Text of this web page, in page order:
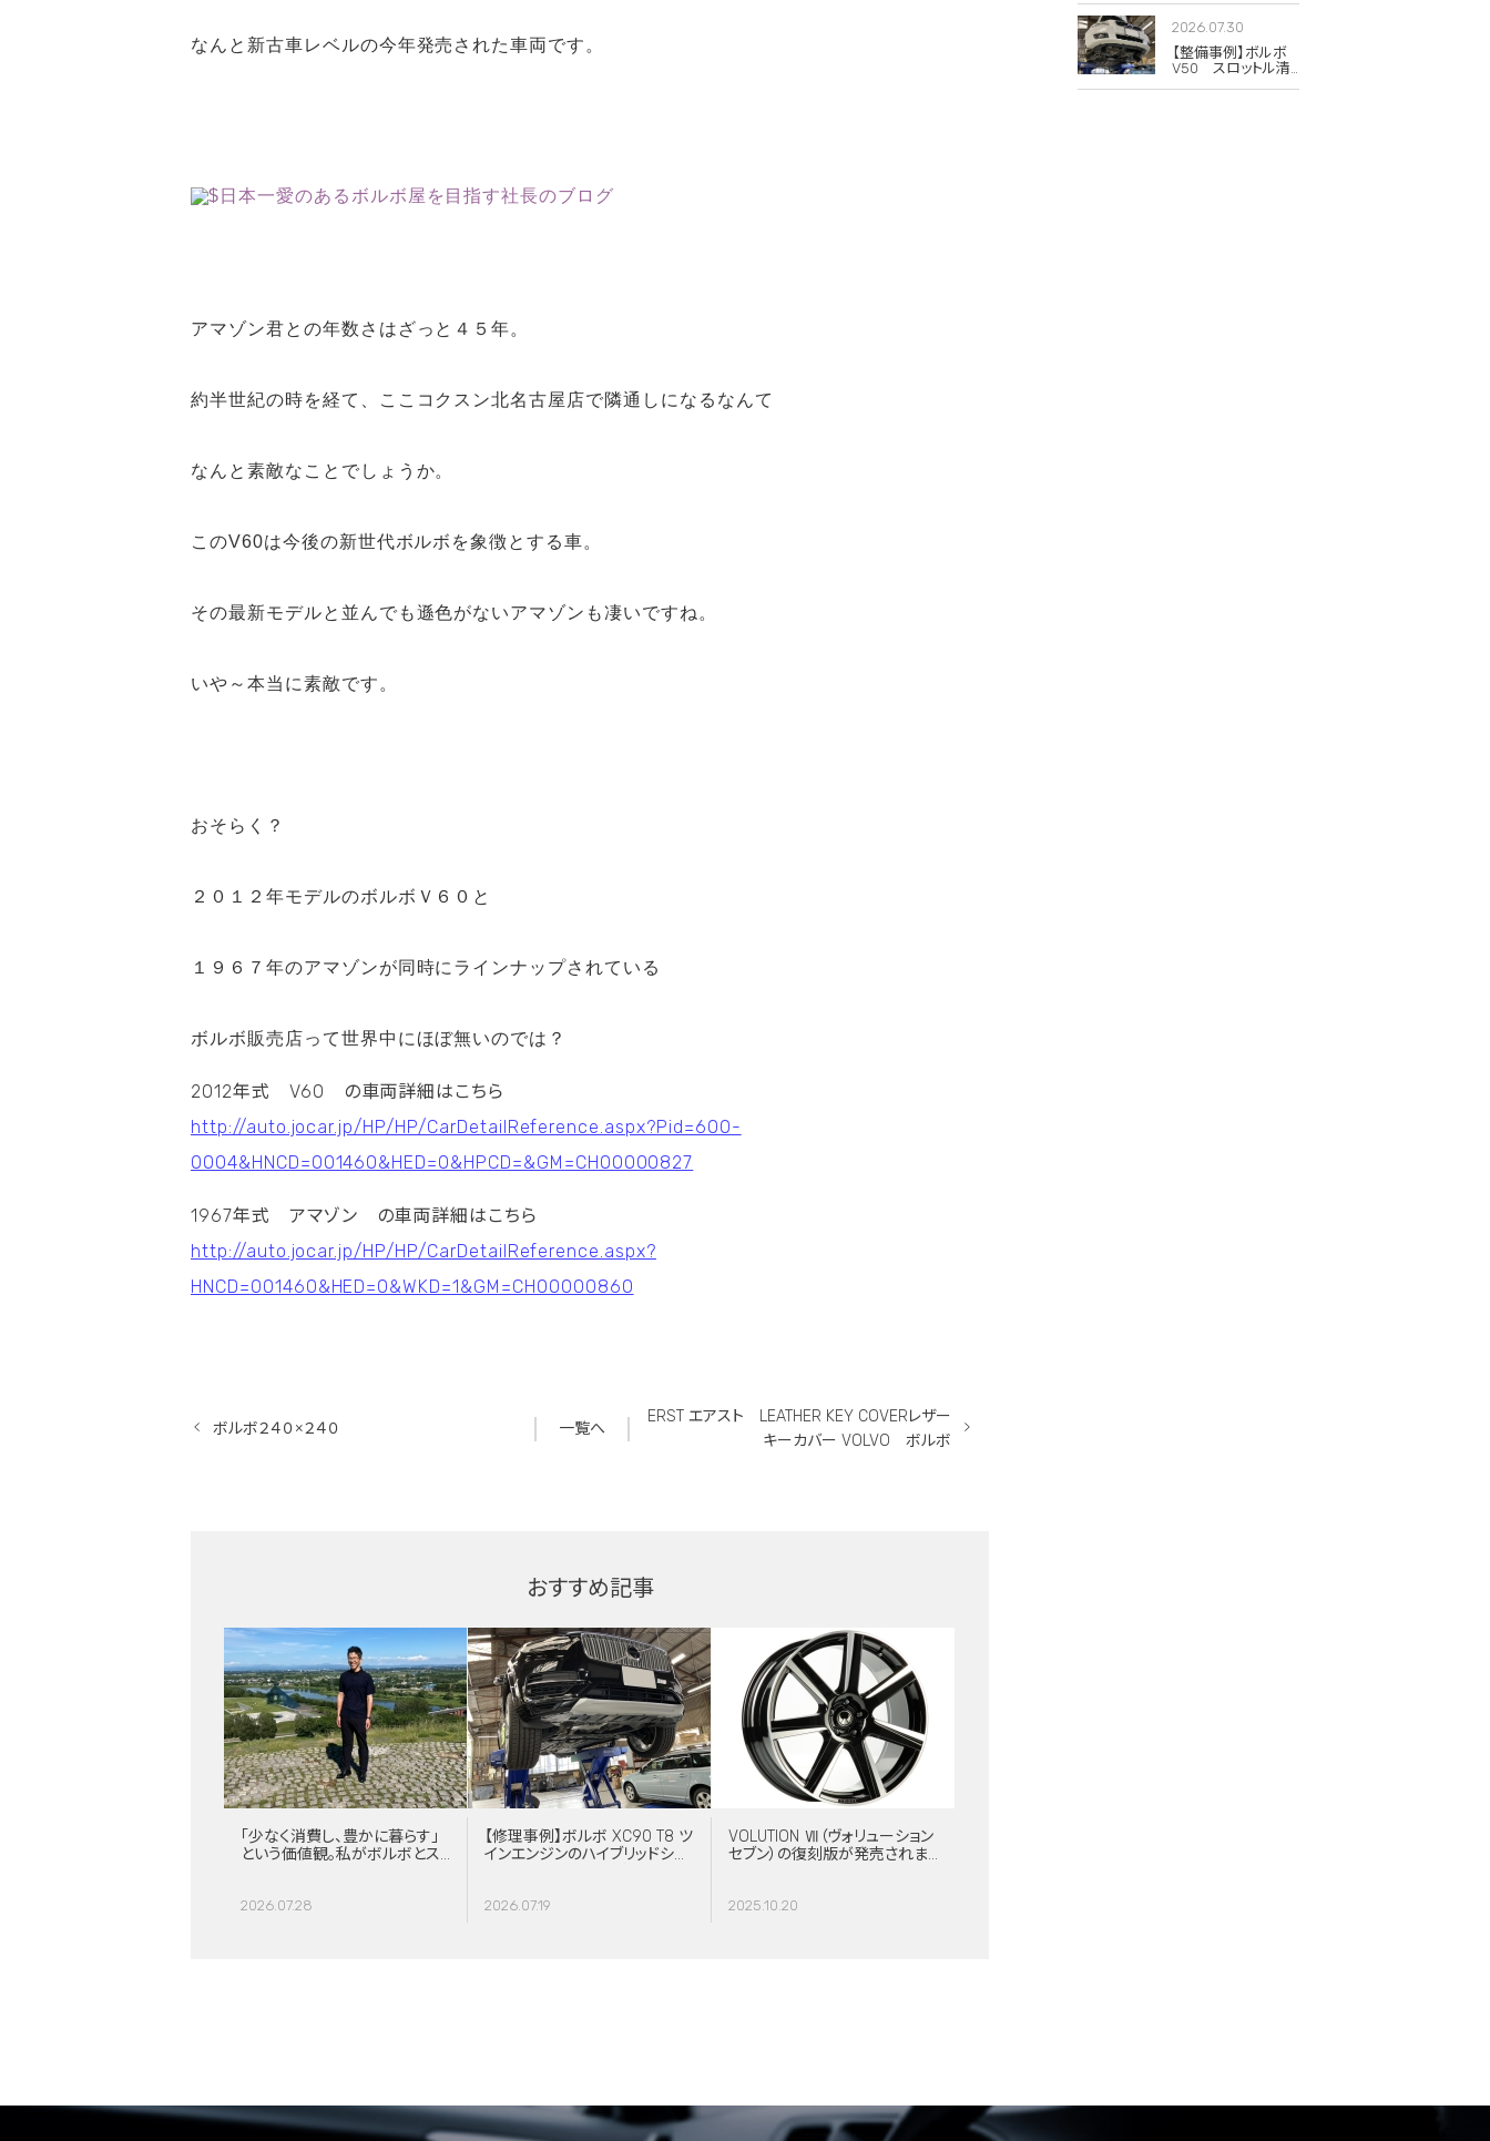
なんと新古車レベルの今年発売された車両です。
アマゾン君との年数さはざっと４５年。
約半世紀の時を経て、ここコクスン北名古屋店で隣通しになるなんて
なんと素敵なことでしょうか。
このV60は今後の新世代ボルボを象徴とする車。
その最新モデルと並んでも遜色がないアマゾンも凄いですね。
いや～本当に素敵です。
おそらく？
２０１２年モデルのボルボＶ６０と
１９６７年のアマゾンが同時にラインナップされている
ボルボ販売店って世界中にほぼ無いのでは？
2012年式 V60 の車両詳細はこちら
http://auto.jocar.jp/HP/HP/CarDetailReference.aspx?Pid=600-
0004&HNCD=001460&HED=0&HPCD=&GM=CH00000827
1967年式 アマゾン の車両詳細はこちら
http://auto.jocar.jp/HP/HP/CarDetailReference.aspx?
HNCD=001460&HED=0&WKD=1&GM=CH00000860
ボルボ２４０×２４０ 一覧へ
ERST エアスト LEATHER KEY COVERレザー
キーカバー VOLVO ボルボ
おすすめ記事
「少なく消費し、豊かに暮らす」
という価値観。私がボルボとス
2026.07.28
【修理事例】ボルボ XC90 T8 ツ
インエンジンのハイブリッドシス
レッサー交換
2026.07.19
VOLUTION Ⅶ（ヴォリューション
セブン）の復刻版が発売されま
2025.10.20
2026.07.30
【整備事例】ボルボ
V50 スロットル清